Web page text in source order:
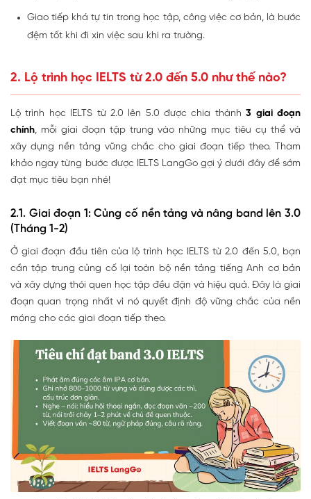
Giao tiếp khá tự tin trong học tập, công việc cơ bản, là bước
đệm tốt khi đi xin việc sau khi ra trường.
2. Lộ trình học IELTS từ 2.0 đến 5.0 như thế nào?
Lộ trình học IELTS từ 2.0 lên 5.0 được chia thành3 giai đoạn
chính, mỗi giai đoạn tập trung vào những mục tiêu cụ thể và
xây dựng nền tảng vững chắc cho giai đoạn tiếp theo. Tham
khảo ngay từng bước được IELTS LangGo gợi ý dưới đây để sớm
đạt mục tiêu bạn nhé!
2.1. Giai đoạn 1: Củng cố nền tảng và nâng band lên 3.0
(Tháng 1-2)
Ở giai đoạn đầu tiên của lộ trình học IELTS từ 2.0 đến 5.0, bạn
cần tập trung củng cố lại toàn bộ nền tảng tiếng Anh cơ bản
và xây dựng thói quen học tập đều đặn và hiệu quả. Đây là giai
đoạn quan trọng nhất vì nó quyết định độ vững chắc của nền
móng cho các giai đoạn tiếp theo.